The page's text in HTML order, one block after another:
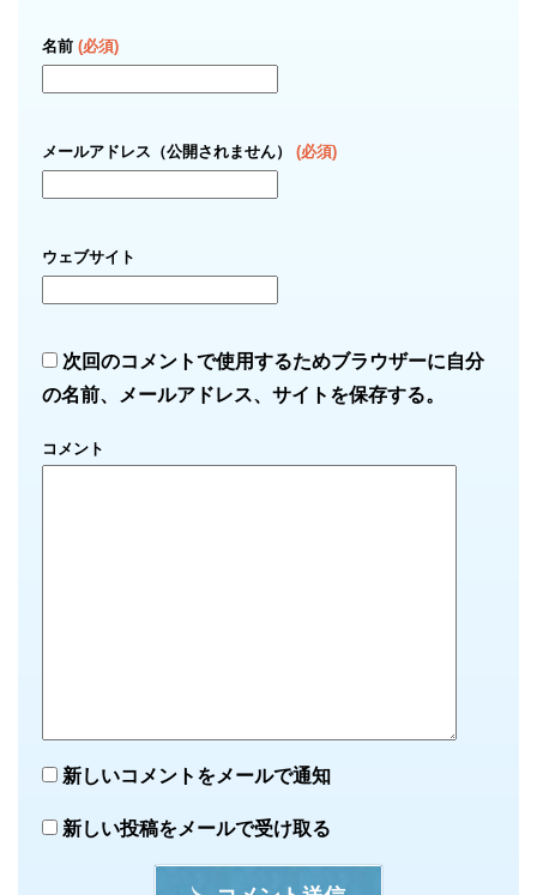
名前 (必須)
メールアドレス（公開されません） (必須)
ウェブサイト
次回のコメントで使用するためブラウザーに自分
の名前、メールアドレス、サイトを保存する。
コメント
新しいコメントをメールで通知
新しい投稿をメールで受け取る